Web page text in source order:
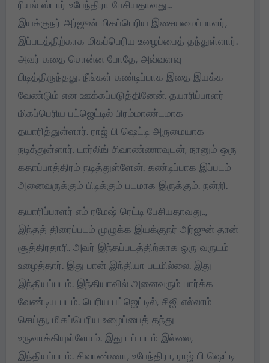
ரியல் ஸ்டார் உபேந்திரா பேசியதாவது…
இயக்குநர் அர்ஜுன் மிகப்பெரிய இசையமைப்பாளர்,
இப்படத்திற்காக மிகப்பெரிய உழைப்பைத் தந்துள்ளார்.
அவர் கதை சொன்ன போதே, அவ்வளவு
பிடித்திருந்தது. நீங்கள் கண்டிப்பாக இதை இயக்க
வேண்டும் என ஊக்கப்படுத்தினேன். தயாரிப்பாளர்
மிகப்பெரிய பட்ஜெட்டில் பிரம்மாண்டமாக
தயாரித்துள்ளார். ராஜ் பி ஷெட்டி அருமையாக
நடித்துள்ளார். டார்லிங் சிவாண்ணாவுடன், நானும் ஒரு
கதாப்பாத்திரம் நடித்துள்ளேன். கண்டிப்பாக இப்படம்
அனைவருக்கும் பிடிக்கும் படமாக இருக்கும். நன்றி.
தயாரிப்பாளர் எம் ரமேஷ் ரெட்டி பேசியதாவது..,
இந்தத் திரைப்படம் முழுக்க இயக்குநர் அர்ஜுன் தான்
சூத்திரதாரி. அவர் இந்தப்படத்திற்காக ஒரு வருடம்
உழைத்தார். இது பான் இந்தியா படமில்லை. இது
இந்தியப்படம். இந்தியாவில் அனைவரும் பார்க்க
வேண்டிய படம். பெரிய பட்ஜெட்டில், சிஜி எல்லாம்
செய்து, மிகப்பெரிய உழைப்பைத் தந்து
உருவாக்கியுள்ளோம். இது டப் படம் இல்லை,
இந்தியப்படம். சிவாண்ணா, உபேந்திரா, ராஜ் பி ஷெட்டி